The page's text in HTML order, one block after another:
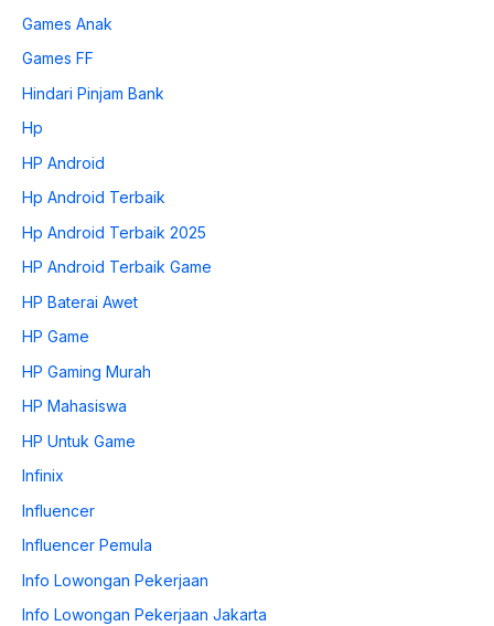
Games Anak
Games FF
Hindari Pinjam Bank
Hp
HP Android
Hp Android Terbaik
Hp Android Terbaik 2025
HP Android Terbaik Game
HP Baterai Awet
HP Game
HP Gaming Murah
HP Mahasiswa
HP Untuk Game
Infinix
Influencer
Influencer Pemula
Info Lowongan Pekerjaan
Info Lowongan Pekerjaan Jakarta